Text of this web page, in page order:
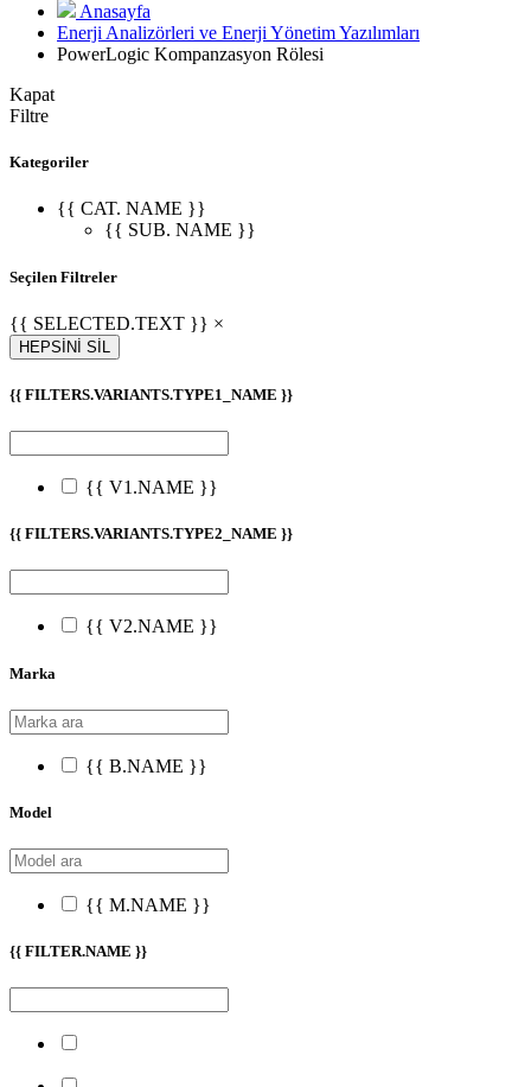
Anasayfa
Enerji Analizörleri ve Enerji Yönetim Yazılımları
PowerLogic Kompanzasyon Rölesi
Kapat
Filtre
Kategoriler
{{ CAT. NAME }}
{{ SUB. NAME }}
Seçilen Filtreler
{{ SELECTED.TEXT }} ×
HEPSİNİ SİL
{{ FILTERS.VARIANTS.TYPE1_NAME }}
{{ V1.NAME }}
{{ FILTERS.VARIANTS.TYPE2_NAME }}
{{ V2.NAME }}
Marka
{{ B.NAME }}
Model
{{ M.NAME }}
{{ FILTER.NAME }}